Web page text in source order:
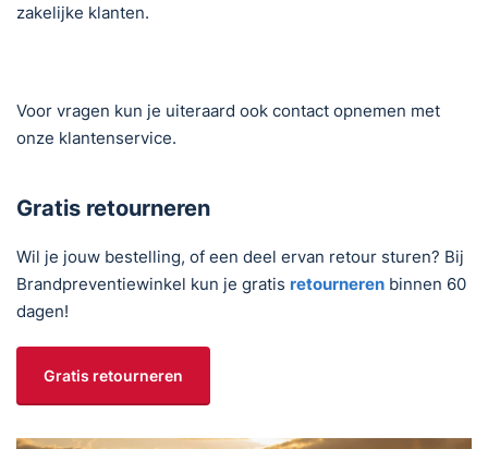
zakelijke klanten.
Voor vragen kun je uiteraard ook contact opnemen met
onze klantenservice.
Gratis retourneren
Wil je jouw bestelling, of een deel ervan retour sturen? Bij
Brandpreventiewinkel kun je gratis retourneren binnen 60
dagen!
Gratis retourneren